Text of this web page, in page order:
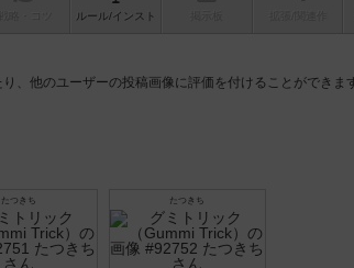
ルール/インスト
、他のユーザーの投稿画像に評価を付けることができま
たつきち たつきち